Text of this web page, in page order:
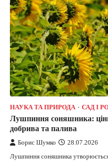
НАУКА ТА ПРИРОДА САД І
Лушпиння соняшника:
добрива та палива
Борис Шумко 28.07.2026
Лушпиння соняшника